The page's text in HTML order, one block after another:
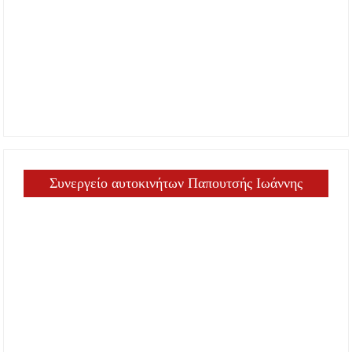
Συνεργείο αυτοκινήτων Παπουτσής Ιωάννης